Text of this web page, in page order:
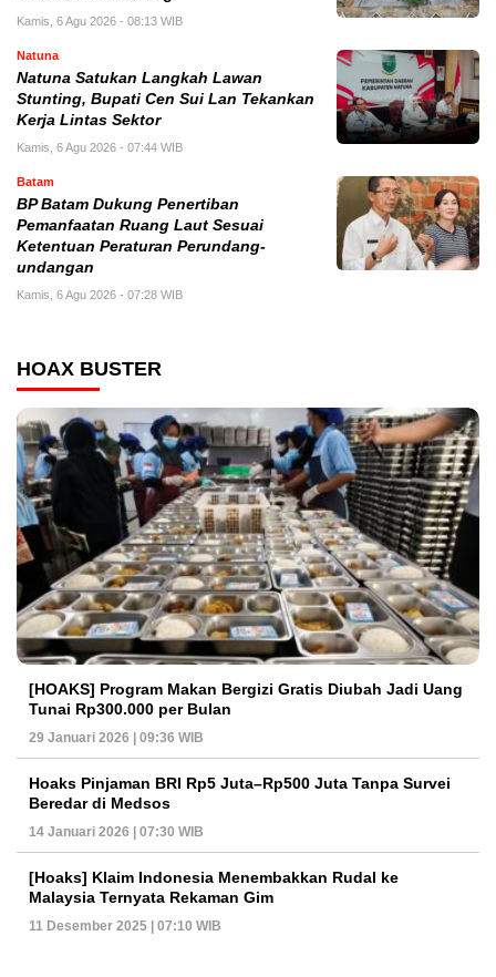
Kamis, 6 Agu 2026 - 08:13 WIB
Natuna
Natuna Satukan Langkah Lawan
Stunting, Bupati Cen Sui Lan Tekankan
Kerja Lintas Sektor
Kamis, 6 Agu 2026 - 07:44 WIB
Batam
BP Batam Dukung Penertiban
Pemanfaatan Ruang Laut Sesuai
Ketentuan Peraturan Perundang-
undangan
Kamis, 6 Agu 2026 - 07:28 WIB
HOAX BUSTER
[HOAKS] Program Makan Bergizi Gratis Diubah Jadi Uang
Tunai Rp300.000 per Bulan
29 Januari 2026 | 09:36 WIB
Hoaks Pinjaman BRI Rp5 Juta–Rp500 Juta Tanpa Survei
Beredar di Medsos
14 Januari 2026 | 07:30 WIB
[Hoaks] Klaim Indonesia Menembakkan Rudal ke
Malaysia Ternyata Rekaman Gim
11 Desember 2025 | 07:10 WIB